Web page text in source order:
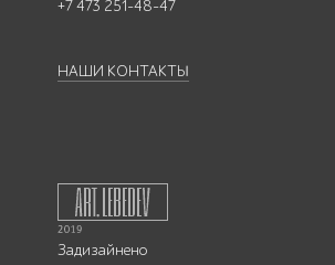
+7 473 251-48-47
НАШИ КОНТАКТЫ
Задизайнено